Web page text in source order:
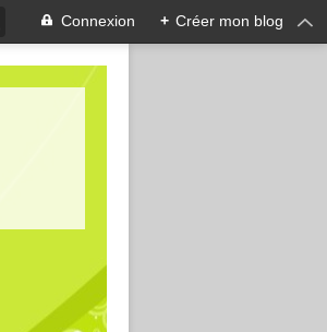
Connexion + Créer mon blog